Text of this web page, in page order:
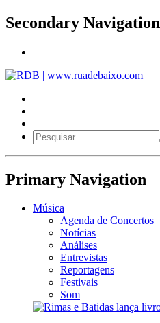
Secondary Navigation
Primary Navigation
Música
Agenda de Concertos
Notícias
Análises
Entrevistas
Reportagens
Festivais
Som